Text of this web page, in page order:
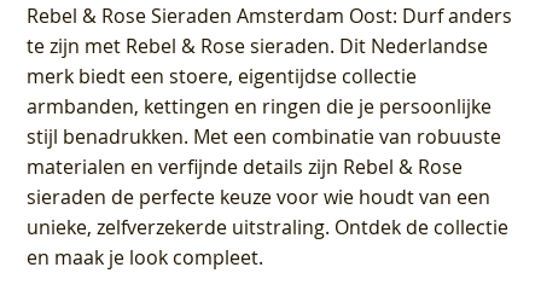
Rebel & Rose Sieraden Amsterdam Oost: Durf anders
te zijn met Rebel & Rose sieraden. Dit Nederlandse
merk biedt een stoere, eigentijdse collectie
armbanden, kettingen en ringen die je persoonlijke
stijl benadrukken. Met een combinatie van robuuste
materialen en verfijnde details zijn Rebel & Rose
sieraden de perfecte keuze voor wie houdt van een
unieke, zelfverzekerde uitstraling. Ontdek de collectie
en maak je look compleet.